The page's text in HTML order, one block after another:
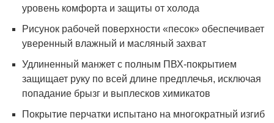
уровень комфорта и защиты от холода
Рисунок рабочей поверхности «песок» обеспечивает
уверенный влажный и масляный захват
Удлиненный манжет с полным ПВХ-покрытием
защищает руку по всей длине предплечья, исключая
попадание брызг и выплесков химикатов
Покрытие перчатки испытано на многократный изгиб